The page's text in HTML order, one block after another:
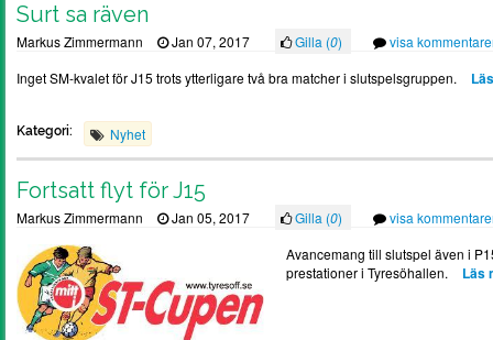
Surt sa räven
Markus Zimmermann Jan 07, 2017 Gilla (0)
visa
Inget SM-kvalet för J15 trots ytterligare två bra matcher i slutspelsgruppen.
Kategori: Nyhet
Fortsatt flyt för J15
Markus Zimmermann Jan 05, 2017 Gilla (0)
visa
Avancemang till slutspel även i
prestationer i Tyresöhallen.
Läs